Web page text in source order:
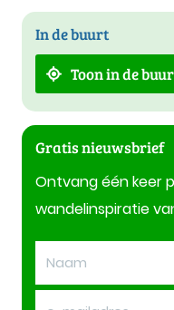
In de buurt
Toon in de
Gratis nieuwsbrief
Ontvang één keer
wandelinspiratie